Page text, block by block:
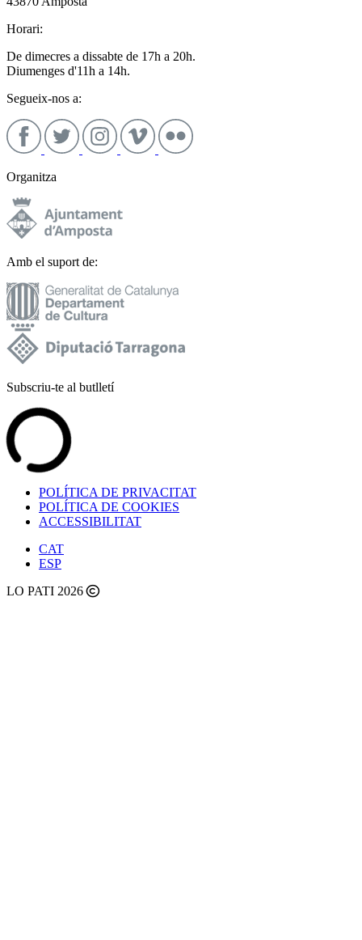
Horari:
De dimecres a dissabte de 17h a 20h.
Diumenges d'11h a 14h.
Segueix-nos a:
Organitza
Amb el suport de:
Subscriu-te al butlletí
POLÍTICA DE PRIVACITAT
POLÍTICA DE COOKIES
ACCESSIBILITAT
CAT
ESP
LO PATI 2026